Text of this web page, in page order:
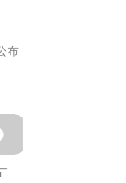
布